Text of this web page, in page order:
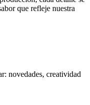
que refleje nuestra
novedades, creatividad